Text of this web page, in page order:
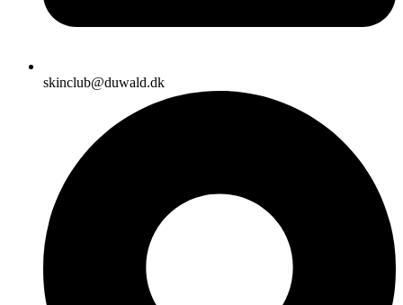
skinclub@duwald.dk